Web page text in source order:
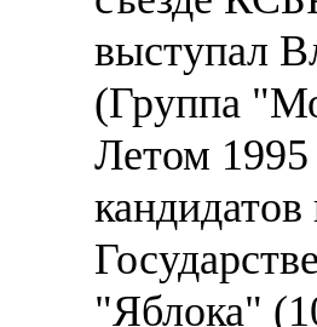
выступал
(Группа
Летом
"Яблока"